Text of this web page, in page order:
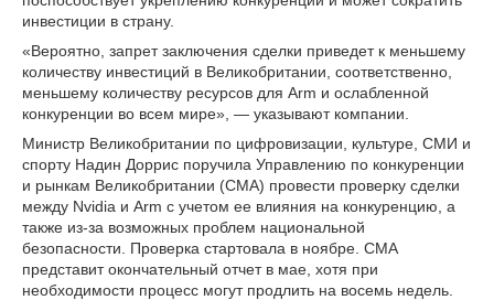
инвестиции в страну.
«Вероятно, запрет заключения сделки приведет к меньшему
количеству инвестиций в Великобритании, соответственно,
меньшему количеству ресурсов для Arm и ослабленной
конкуренции во всем мире», — указывают компании.
Министр Великобритании по цифровизации, культуре, СМИ и
спорту Надин Доррис поручила Управлению по конкуренции
и рынкам Великобритании (CMA) провести проверку сделки
между Nvidia и Arm с учетом ее влияния на конкуренцию, а
также из-за возможных проблем национальной
безопасности. Проверка стартовала в ноябре. CMA
представит окончательный отчет в мае, хотя при
необходимости процесс могут продлить на восемь недель.